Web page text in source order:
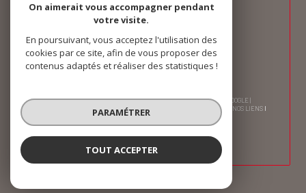
© 2026 | TOUS DROITS RÉSERVÉS | TRADUCTION POWERED BY GOOGLE |
PLAN DU SITE MENTIONS LÉGALES ADMIN
NOS LIENS
POLITIQUE RGPD
On aimerait vous accompagner pendant
votre visite.
En poursuivant, vous acceptez l'utilisation des
cookies par ce site, afin de vous proposer des
contenus adaptés et réaliser des statistiques !
PARAMÉTRER
TOUT ACCEPTER